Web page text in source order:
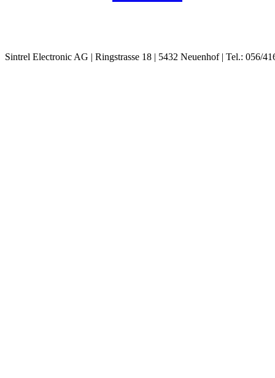
Sintrel Electronic AG | Ringstrasse 18 | 5432 Neuenhof | Tel.: 056/